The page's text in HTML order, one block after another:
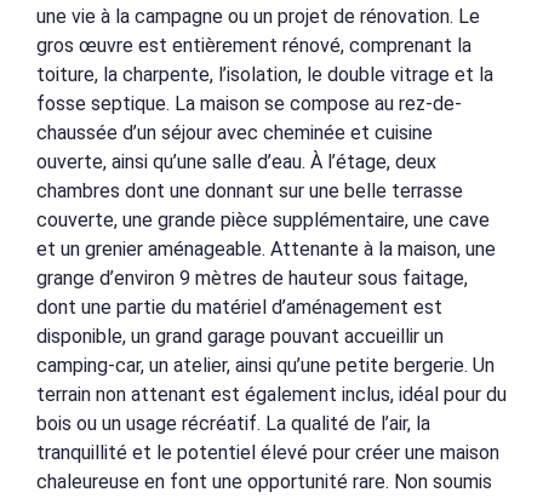
une vie à la campagne ou un projet de rénovation. Le
gros œuvre est entièrement rénové, comprenant la
toiture, la charpente, l’isolation, le double vitrage et la
fosse septique. La maison se compose au rez-de-
chaussée d’un séjour avec cheminée et cuisine
ouverte, ainsi qu’une salle d’eau. À l’étage, deux
chambres dont une donnant sur une belle terrasse
couverte, une grande pièce supplémentaire, une cave
et un grenier aménageable. Attenante à la maison, une
grange d’environ 9 mètres de hauteur sous faitage,
dont une partie du matériel d’aménagement est
disponible, un grand garage pouvant accueillir un
camping-car, un atelier, ainsi qu’une petite bergerie. Un
terrain non attenant est également inclus, idéal pour du
bois ou un usage récréatif. La qualité de l’air, la
tranquillité et le potentiel élevé pour créer une maison
chaleureuse en font une opportunité rare. Non soumis